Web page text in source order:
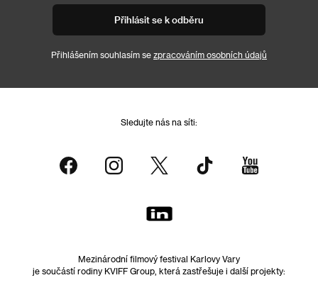
Přihlásit se k odběru
Přihlášením souhlasím se zpracováním osobních údajů
Sledujte nás na síti:
Mezinárodní filmový festival Karlovy Vary
je součástí rodiny KVIFF Group, která zastřešuje i další projekty: